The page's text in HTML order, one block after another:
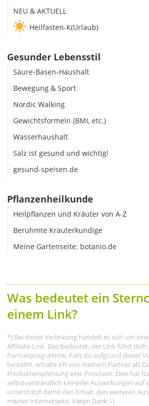
NEU & AKTUELL
Heilfasten-K(Urlaub)
Gesunder Lebensstil
Säure-Basen-Haushalt
Bewegung & Sport
Nordic Walking
Gewichtsformeln (BMI, etc.)
Wasserhaushalt
Salz ist gesund und wichtig!
gesund-speisen.de
Pflanzenheilkunde
Heilpflanzen und Kräuter von A-Z
Berühmte Kräuterkundige
Meine Gartenseite: botanio.de
Was bedeutet ein
einem Link?
*) Bei dieser Verlinkung handelt es sich um
Affiliate-Link. Das bedeutet, der Link führt dich
Partnerprogramme. Falls du aufgrund dieser
bestellst, erhalte ich von meinem Partner als
Produktempfehlung eine Provision. Dies hat
selbstverständlich keinerlei Auswirkungen auf
unterstützt damit den Erhalt, den weiteren
meiner Internetseite. Vielen Dank :-)